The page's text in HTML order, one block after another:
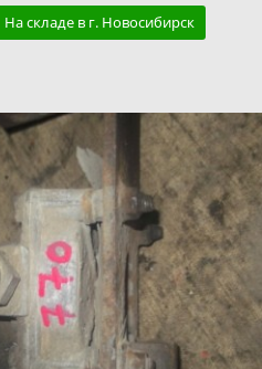
На складе в г. Новосибирск